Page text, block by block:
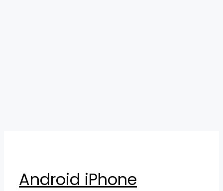
content
Android iPhone